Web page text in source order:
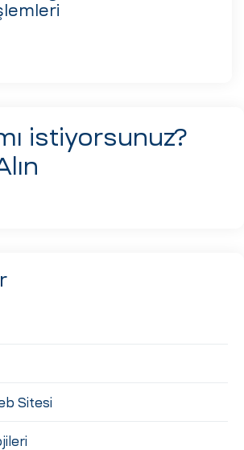
istiyorsunuz?
Sitesi